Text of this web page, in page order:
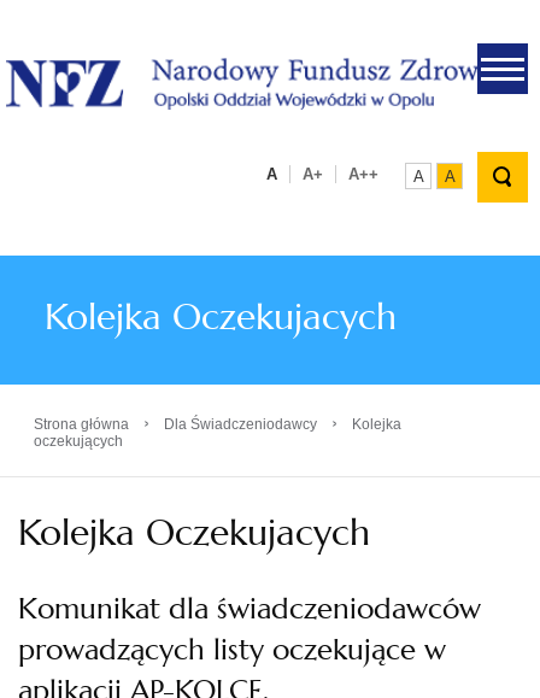
.
A A+ A++ A A
Kolejka Oczekujacych
Strona główna › Dla Świadczeniodawcy ›
Kolejka
oczekujących
Kolejka Oczekujacych
Komunikat dla świadczeniodawców
prowadzących listy oczekujące w
aplikacji AP-KOLCE.